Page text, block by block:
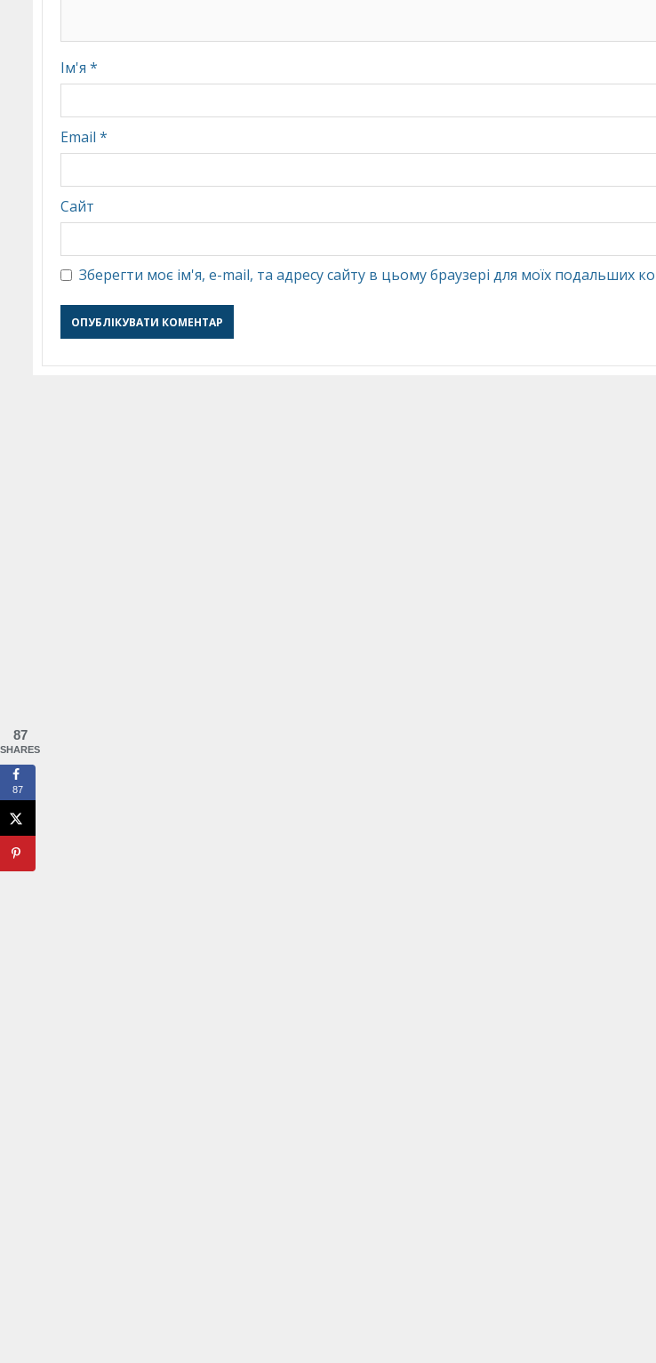
Ім'я *
Email *
Сайт
Зберегти моє ім'я, e-mail, та адресу сайту в цьому браузері для моїх подальших
87
SHARES
87